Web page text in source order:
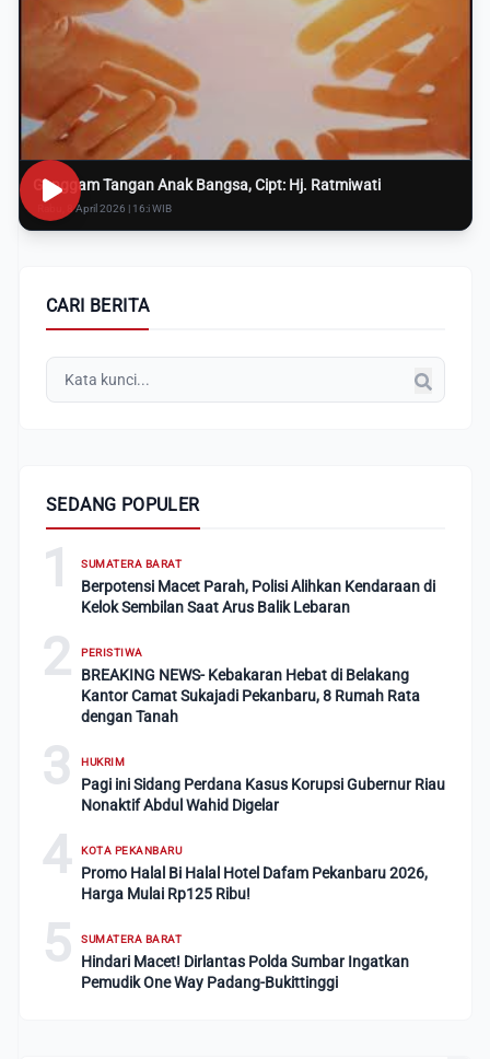
Genggam Tangan Anak Bangsa, Cipt: Hj. Ratmiwati
Rabu, 8 April 2026 | 16:i WIB
CARI BERITA
SEDANG POPULER
1 SUMATERA BARAT
Berpotensi Macet Parah, Polisi Alihkan Kendaraan di
Kelok Sembilan Saat Arus Balik Lebaran
2 PERISTIWA
BREAKING NEWS- Kebakaran Hebat di Belakang
Kantor Camat Sukajadi Pekanbaru, 8 Rumah Rata
dengan Tanah
3 HUKRIM
Pagi ini Sidang Perdana Kasus Korupsi Gubernur Riau
Nonaktif Abdul Wahid Digelar
4 KOTA PEKANBARU
Promo Halal Bi Halal Hotel Dafam Pekanbaru 2026,
Harga Mulai Rp125 Ribu!
5 SUMATERA BARAT
Hindari Macet! Dirlantas Polda Sumbar Ingatkan
Pemudik One Way Padang-Bukittinggi